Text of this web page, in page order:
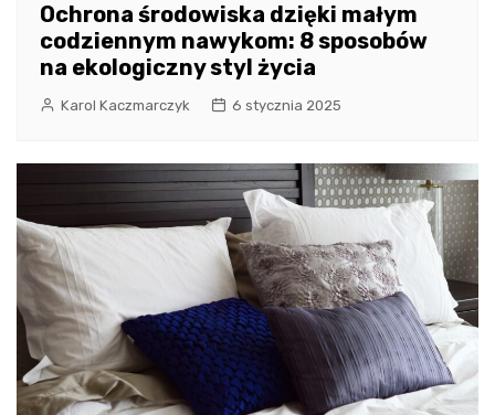
Ochrona środowiska dzięki małym
codziennym nawykom: 8 sposobów
na ekologiczny styl życia
Karol Kaczmarczyk 6 stycznia 2025